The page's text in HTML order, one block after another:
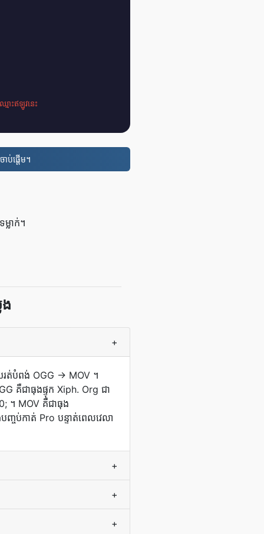
ោះឥឡូវនេះ
ប់ផ្តើម។
លាក់។
+
រត់​បំពង់ OGG → MOV ។
គឺ​ជា​ធុង​ផ្ទុក Xiph. Org ជា​
។ MOV គឺជាធុង
ប់កាត់ Pro បន្ទាត់ពេលវេលា
+
+
+